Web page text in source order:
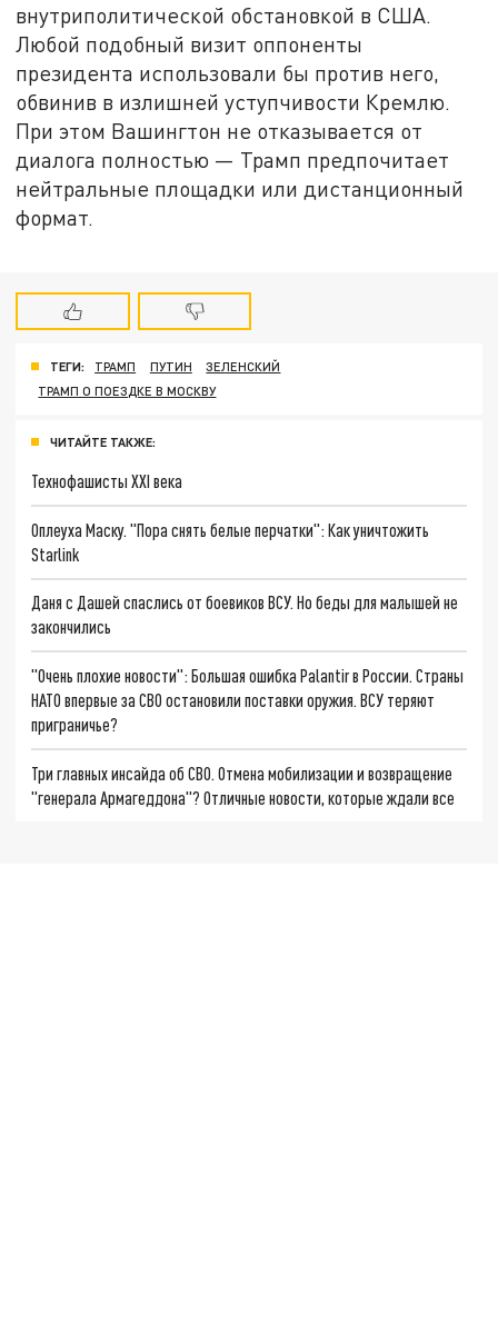
внутриполитической обстановкой в США.
Любой подобный визит оппоненты
президента использовали бы против него,
обвинив в излишней уступчивости Кремлю.
При этом Вашингтон не отказывается от
диалога полностью — Трамп предпочитает
нейтральные площадки или дистанционный
формат.
ТЕГИ: ТРАМП ПУТИН
ЗЕЛЕНСКИЙ
ТРАМП О ПОЕЗДКЕ В МОСКВУ
ЧИТАЙТЕ ТАКЖЕ:
Технофашисты XXI века
Оплеуха Маску. "Пора снять белые перчатки": Как уничтожить
Starlink
Даня с Дашей спаслись от боевиков ВСУ. Но беды для малышей не
закончились
"Очень плохие новости": Большая ошибка Palantir в России. Страны
НАТО впервые за СВО остановили поставки оружия. ВСУ теряют
приграничье?
Три главных инсайда об СВО. Отмена мобилизации и возвращение
"генерала Армагеддона"? Отличные новости, которые ждали все